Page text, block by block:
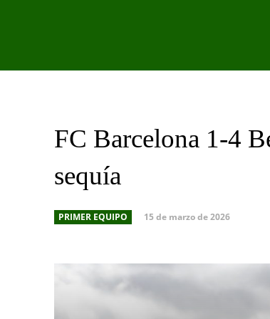
FC Barcelona 1-4
sequía
PRIMER EQUIPO 15 de marzo de 2026